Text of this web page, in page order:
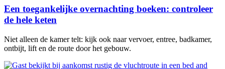
Een toegankelijke overnachting boeken: controleer
de hele keten
Niet alleen de kamer telt: kijk ook naar vervoer, entree, badkamer,
ontbijt, lift en de route door het gebouw.